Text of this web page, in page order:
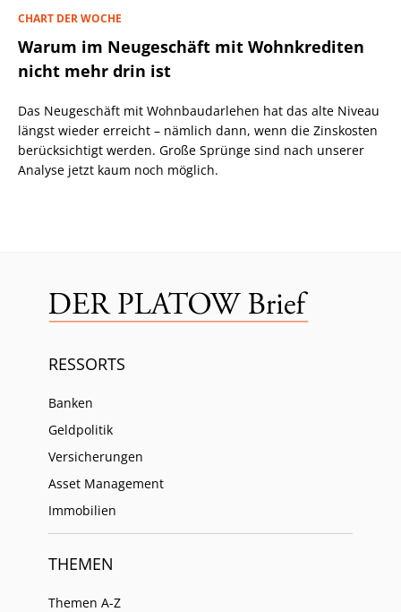
CHART DER WOCHE
Warum im Neugeschäft mit Wohnkrediten
nicht mehr drin ist
Das Neugeschäft mit Wohnbaudarlehen hat das alte Niveau
längst wieder erreicht – nämlich dann, wenn die Zinskosten
berücksichtigt werden. Große Sprünge sind nach unserer
Analyse jetzt kaum noch möglich.
RESSORTS
Banken
Geldpolitik
Versicherungen
Asset Management
Immobilien
THEMEN
Themen A-Z